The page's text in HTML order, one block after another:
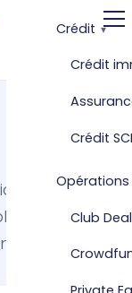
Crédit
Crédit
Crédit
Club Deal
?
une stratégie